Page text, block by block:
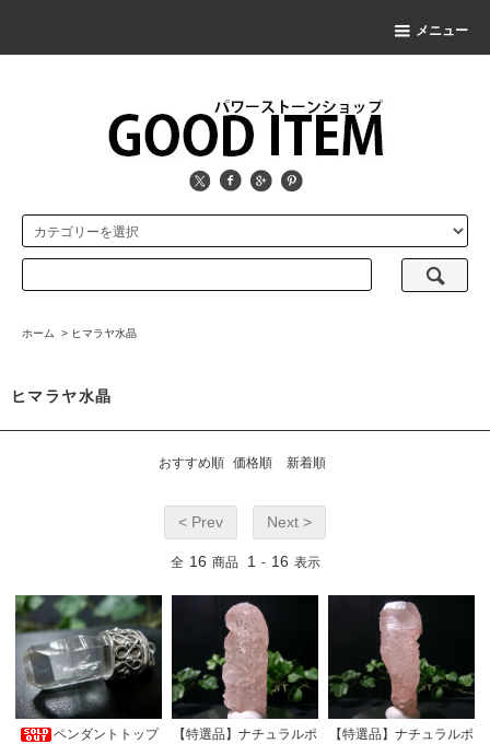
メニュー
ホーム > ヒマラヤ水晶
ヒマラヤ水晶
おすすめ順 価格順 新着順
< Prev Next >
全 16 商品 1 - 16 表示
ペンダントトップ
【特選品】ナチュラルポ
【特選品】ナチュラルポ